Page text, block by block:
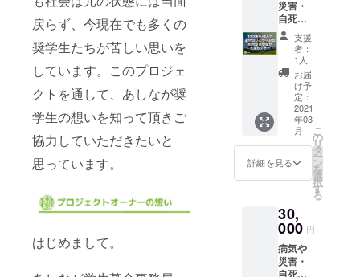
戻らず、今現在でも多くの
奨学生たちが苦しい思いを
しています。このプロジェ
クトを通して、あしなが奨
学生の想いを知って頂きご
協力していただきたいと
思っています。
はじめまして。
書と受
領証明
書を郵
送させ
ていた
だきま
す。
（2021
年2~3月
頃を予
定）
災害・
自死で
親を亡
くした
り、親
に障が
いがあ
る家庭
の子ど
もたち
の奨学
金とし
て大切
に使用
させて
きま
す。 ●
年間活
動報告
書と受
支援
者：
1人
お届
け予
定：
2021
年03
月
詳細を見る
こ
の
リ
タ
ー
ン
を
選
択
す
る
30,
000 円
病気や
災害・
自死で